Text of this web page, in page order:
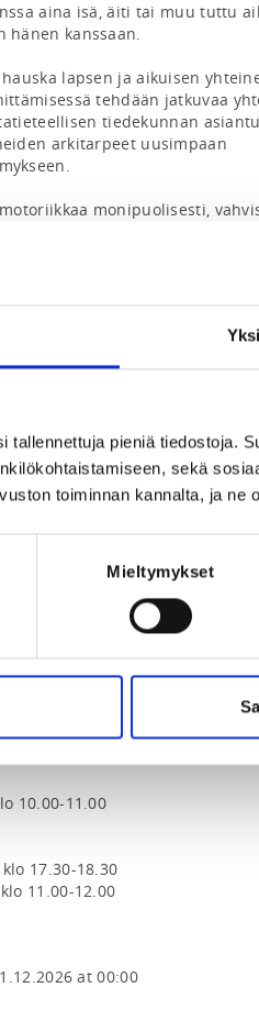
tallennettuja pieniä tiedostoja.
sekä
toiminnan kannalta, ja ne
Mieltymykset
aina isä, äiti tai muu tuttu
hänen kanssaan.
lapsen ja aikuisen
tehdään jatkuvaa
tiedekunnan
arkitarpeet uusimpaan
monipuolisesti,
ja yhteenkuuluvuutta. Nallepainia
Yli 4 vuotiaat voivat
ryhmää viikossa.
vierailla, jos aikataulut
joiden harjoituksiin
ilmainen. Jos harrastusta ei
To klo 17.00-18.00
Su klo 10.00-11.00
Su klo 16.30-17.30
10.00-11.00
17.30-18.30
11.00-12.00
at 00:00